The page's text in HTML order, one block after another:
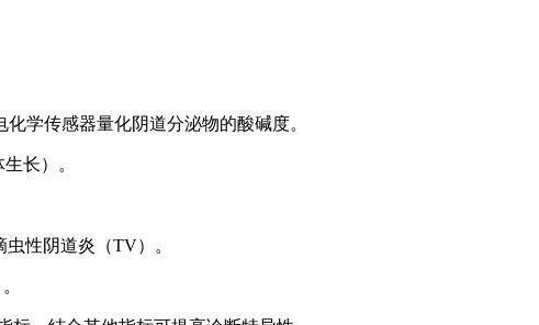
学传感器量化阴道分泌物的酸碱度。
长）。
性阴道炎（TV）。